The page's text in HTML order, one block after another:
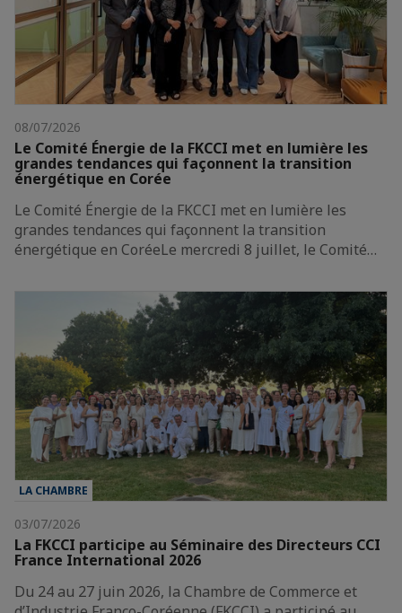
08/07/2026
Le Comité Énergie de la FKCCI met en lumière les
grandes tendances qui façonnent la transition
énergétique en Corée
Le Comité Énergie de la FKCCI met en lumière les
grandes tendances qui façonnent la transition
énergétique en CoréeLe mercredi 8 juillet, le Comité…
LA CHAMBRE
03/07/2026
La FKCCI participe au Séminaire des Directeurs CCI
France International 2026
Du 24 au 27 juin 2026, la Chambre de Commerce et